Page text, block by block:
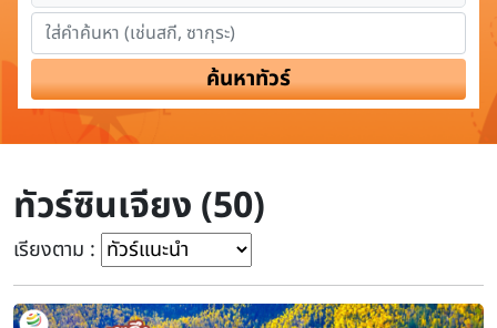
ค้นหาทัวร์
ทัวร์ซินเจียง (50)
เรียงตาม :